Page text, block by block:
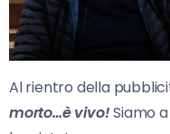
Al rientro della
morto…è vivo!Siamo